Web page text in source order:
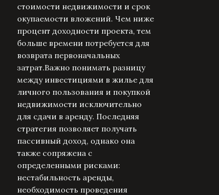
стоимости недвижимости и срок
окупаемости вложений. Чем ниже
процент доходности проекта, тем
больше времени потребуется для
возврата первоначальных
затрат.Важно понимать разницу
между инвестициями в жилье для
личного пользования и покупкой
недвижимости исключительно
для сдачи в аренду. Последняя
стратегия позволяет получать
пассивный доход, однако она
также сопряжена с
определенными рисками:
нестабильность аренды,
необходимость проведения